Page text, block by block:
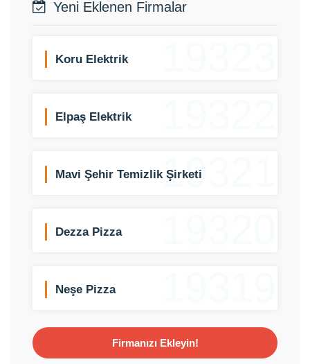
Yeni Eklenen Firmalar
Koru Elektrik
Elpaş Elektrik
19321
Mavi Şehir Temizlik Şirketi
Dezza Pizza
Neşe Pizza
Firmanızı Ekleyin!